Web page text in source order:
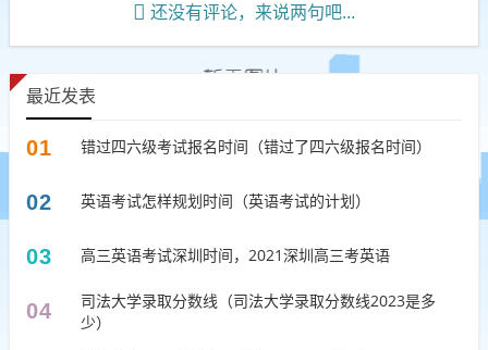
还没有评论，来说两句吧...
最近发表
01 错过四六级考试报名时间（错过了四六级报名时间）
02 英语考试怎样规划时间（英语考试的计划）
03 高三英语考试深圳时间，2021深圳高三考英语
04
司法大学录取分数线（司法大学录取分数线2023是多
少）